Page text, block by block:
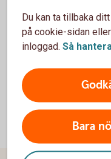
Folksam ömsesidig
Du kan ta tillbaka
på cookie-sidan
inloggad. Så
Bara